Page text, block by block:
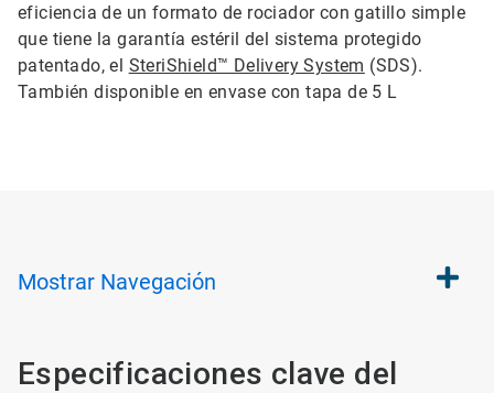
eficiencia de un formato de rociador con gatillo simple
que tiene la garantía estéril del sistema protegido
patentado, el SteriShield™ Delivery System (SDS).
También disponible en envase con tapa de 5 L
Mostrar Navegación
Especificaciones clave del